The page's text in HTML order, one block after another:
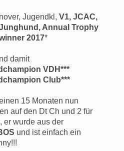
Jugendkl, V1, JCAC,
Annual Trophy
2017*
damit
VDH***
Club***
15 Monaten nun
auf den Dt Ch und 2 für
er wurde aus der
und ist einfach ein